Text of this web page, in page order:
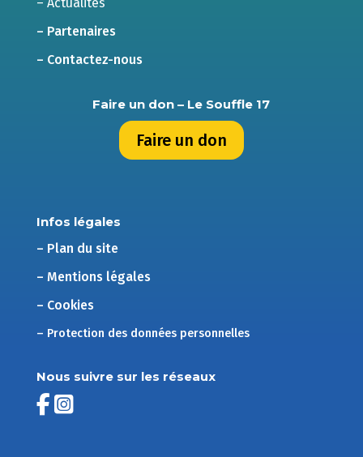
– Partenaires
– Contactez-nous
Faire un don – Le Souffle 17
Faire un don
Infos légales
– Plan du site
– Mentions légales
– Cookies
– Protection des données personnelles
Nous suivre sur les réseaux